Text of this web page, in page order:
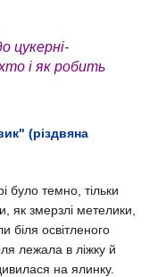
цукерні-
і як робить
(різдвяна
було темно, тільки
як змерзлі метелики,
біля освітленого
лежала в ліжку й
на ялинку.